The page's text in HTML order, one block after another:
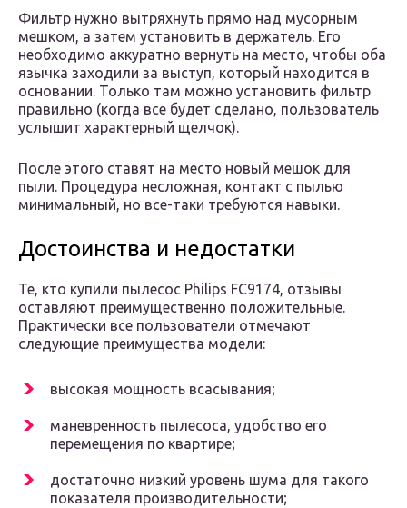
Фильтр нужно вытряхнуть прямо над мусорным
мешком, а затем установить в держатель. Его
необходимо аккуратно вернуть на место, чтобы оба
язычка заходили за выступ, который находится в
основании. Только там можно установить фильтр
правильно (когда все будет сделано, пользователь
услышит характерный щелчок).
После этого ставят на место новый мешок для
пыли. Процедура несложная, контакт с пылью
минимальный, но все-таки требуются навыки.
Достоинства и недостатки
Те, кто купили пылесос Philips FC9174, отзывы
оставляют преимущественно положительные.
Практически все пользователи отмечают
следующие преимущества модели:
высокая мощность всасывания;
маневренность пылесоса, удобство его
перемещения по квартире;
достаточно низкий уровень шума для такого
показателя производительности;